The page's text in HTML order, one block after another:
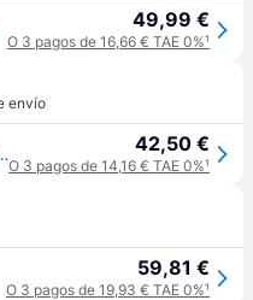
49,99 €
O 3 pagos de 16,66 € TAE 0%¹
envío
negro (original) 42,50 €
O 3 pagos de 14,16 € TAE 0%¹
59,81 €
O 3 pagos de 19,93 € TAE 0%¹